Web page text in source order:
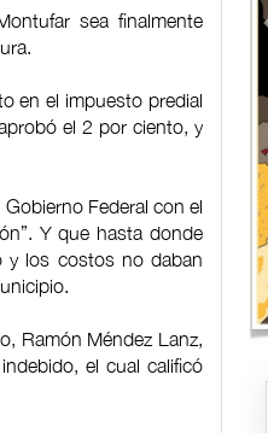
sea finalmente
en el impuesto predial
el 2 por ciento, y
Federal con el
Y que hasta donde
y los costos no daban
Ramón Méndez Lanz,
el cual calificó